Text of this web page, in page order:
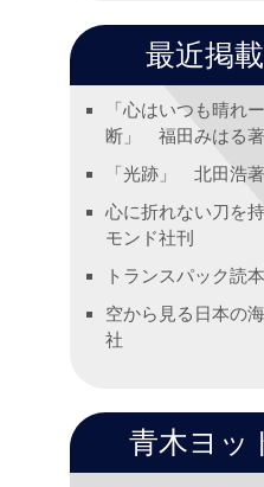
最近掲
「心はいつも晴れ
断」 福田みはる
「光跡」 北田浩
心に折れない刀
モンド社刊
トランスパック
空から見る日本の
社
青木ヨッ